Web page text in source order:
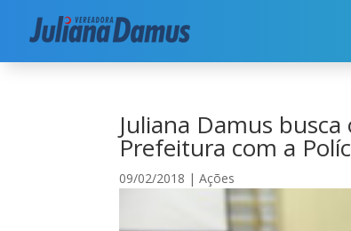
Início|Segurança Juliana
Juliana Damus
Prefeitura com a
09/02/2018 |Ações